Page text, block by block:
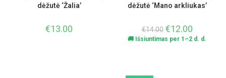
dėžutė ‘Žalia’
€13.00
dėžutė ‘Mano arkliukas’
€14.00 €12.00
🚚 Išsiuntimas per 1–2 d. d.